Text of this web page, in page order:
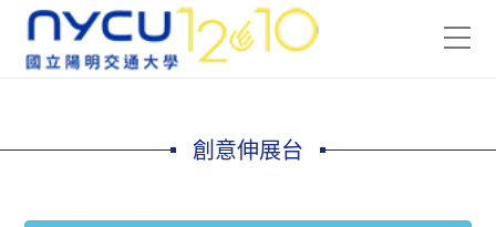
創意伸展台